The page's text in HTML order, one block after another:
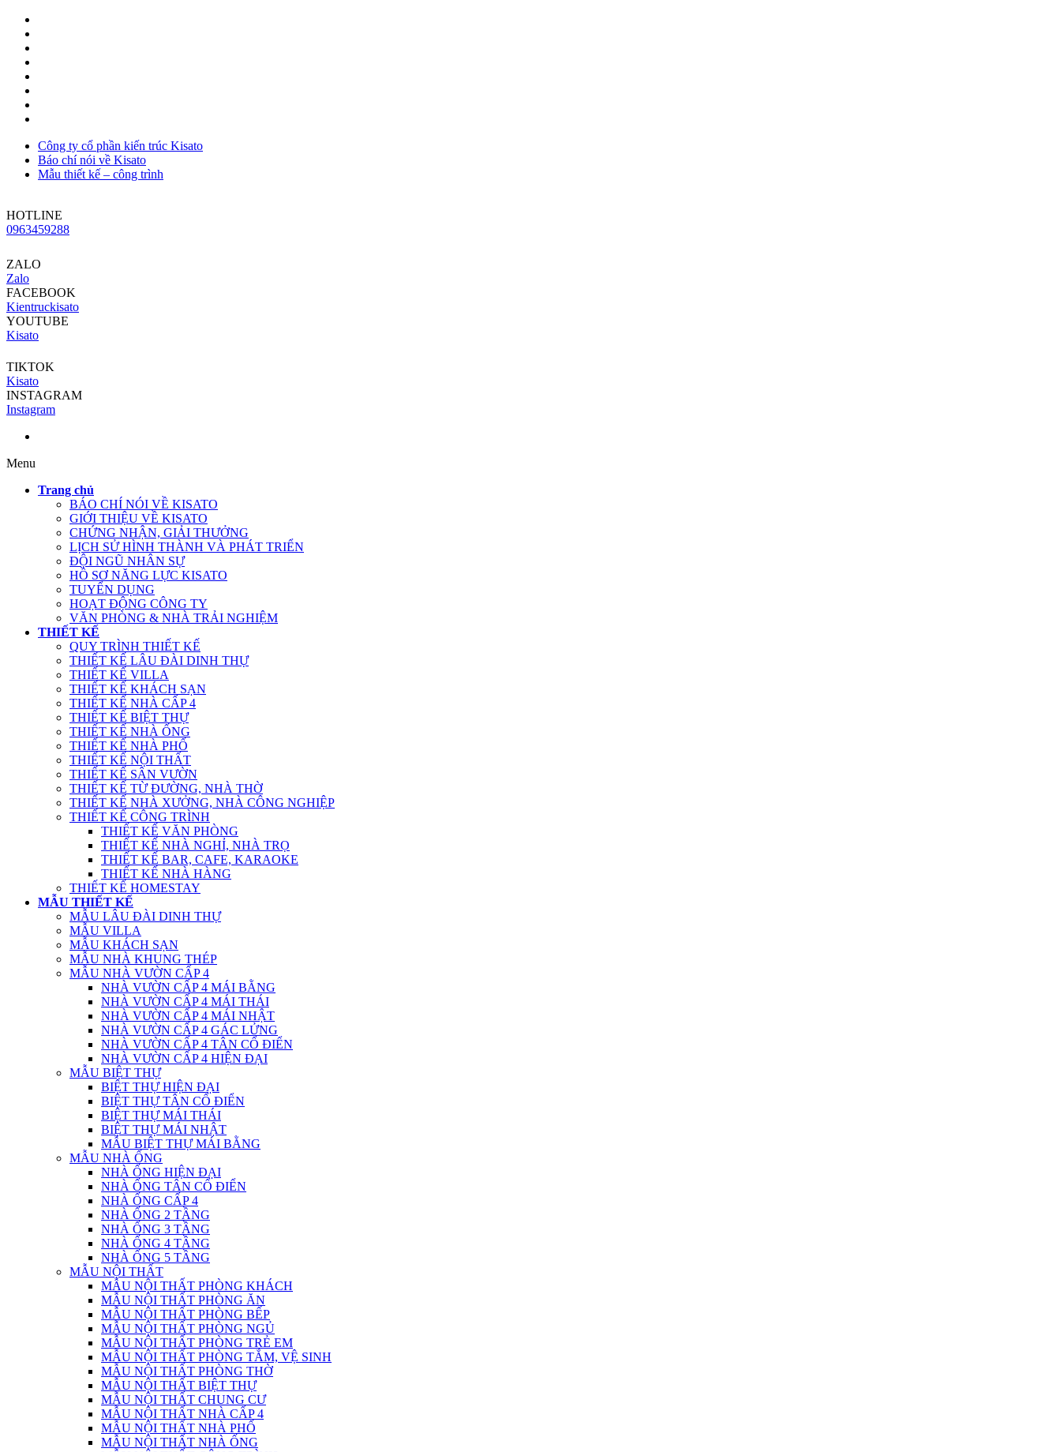
Công ty cổ phần kiến trúc Kisato
Báo chí nói về Kisato
Mẫu thiết kế – công trình
HOTLINE
0963459288
ZALO
Zalo
FACEBOOK
Kientruckisato
YOUTUBE
Kisato
TIKTOK
Kisato
INSTAGRAM
Instagram
Menu
Trang chủ
BÁO CHÍ NÓI VỀ KISATO
GIỚI THIỆU VỀ KISATO
CHỨNG NHẬN, GIẢI THƯỞNG
LỊCH SỬ HÌNH THÀNH VÀ PHÁT TRIỂN
ĐỘI NGŨ NHÂN SỰ
HỒ SƠ NĂNG LỰC KISATO
TUYỂN DỤNG
HOẠT ĐỘNG CÔNG TY
VĂN PHÒNG & NHÀ TRẢI NGHIỆM
THIẾT KẾ
QUY TRÌNH THIẾT KẾ
THIẾT KẾ LÂU ĐÀI DINH THỰ
THIẾT KẾ VILLA
THIẾT KẾ KHÁCH SẠN
THIẾT KẾ NHÀ CẤP 4
THIẾT KẾ BIỆT THỰ
THIẾT KẾ NHÀ ỐNG
THIẾT KẾ NHÀ PHỐ
THIẾT KẾ NỘI THẤT
THIẾT KẾ SÂN VƯỜN
THIẾT KẾ TỪ ĐƯỜNG, NHÀ THỜ
THIẾT KẾ NHÀ XƯỞNG, NHÀ CÔNG NGHIỆP
THIẾT KẾ CÔNG TRÌNH
THIẾT KẾ VĂN PHÒNG
THIẾT KẾ NHÀ NGHỈ, NHÀ TRỌ
THIẾT KẾ BAR, CAFE, KARAOKE
THIẾT KẾ NHÀ HÀNG
THIẾT KẾ HOMESTAY
MẪU THIẾT KẾ
MẪU LÂU ĐÀI DINH THỰ
MẪU VILLA
MẪU KHÁCH SẠN
MẪU NHÀ KHUNG THÉP
MẪU NHÀ VƯỜN CẤP 4
NHÀ VƯỜN CẤP 4 MÁI BẰNG
NHÀ VƯỜN CẤP 4 MÁI THÁI
NHÀ VƯỜN CẤP 4 MÁI NHẬT
NHÀ VƯỜN CẤP 4 GÁC LỬNG
NHÀ VƯỜN CẤP 4 TÂN CỔ ĐIỂN
NHÀ VƯỜN CẤP 4 HIỆN ĐẠI
MẪU BIỆT THỰ
BIỆT THỰ HIỆN ĐẠI
BIỆT THỰ TÂN CỔ ĐIỂN
BIỆT THỰ MÁI THÁI
BIỆT THỰ MÁI NHẬT
MẪU BIỆT THỰ MÁI BẰNG
MẪU NHÀ ỐNG
NHÀ ỐNG HIỆN ĐẠI
NHÀ ỐNG TÂN CỔ ĐIỂN
NHÀ ỐNG CẤP 4
NHÀ ỐNG 2 TẦNG
NHÀ ỐNG 3 TẦNG
NHÀ ỐNG 4 TẦNG
NHÀ ỐNG 5 TẦNG
MẪU NỘI THẤT
MẪU NỘI THẤT PHÒNG KHÁCH
MẪU NỘI THẤT PHÒNG ĂN
MẪU NỘI THẤT PHÒNG BẾP
MẪU NỘI THẤT PHÒNG NGỦ
MẪU NỘI THẤT PHÒNG TRẺ EM
MẪU NỘI THẤT PHÒNG TẮM, VỆ SINH
MẪU NỘI THẤT PHÒNG THỜ
MẪU NỘI THẤT BIỆT THỰ
MẪU NỘI THẤT CHUNG CƯ
MẪU NỘI THẤT NHÀ CẤP 4
MẪU NỘI THẤT NHÀ PHỐ
MẪU NỘI THẤT NHÀ ỐNG